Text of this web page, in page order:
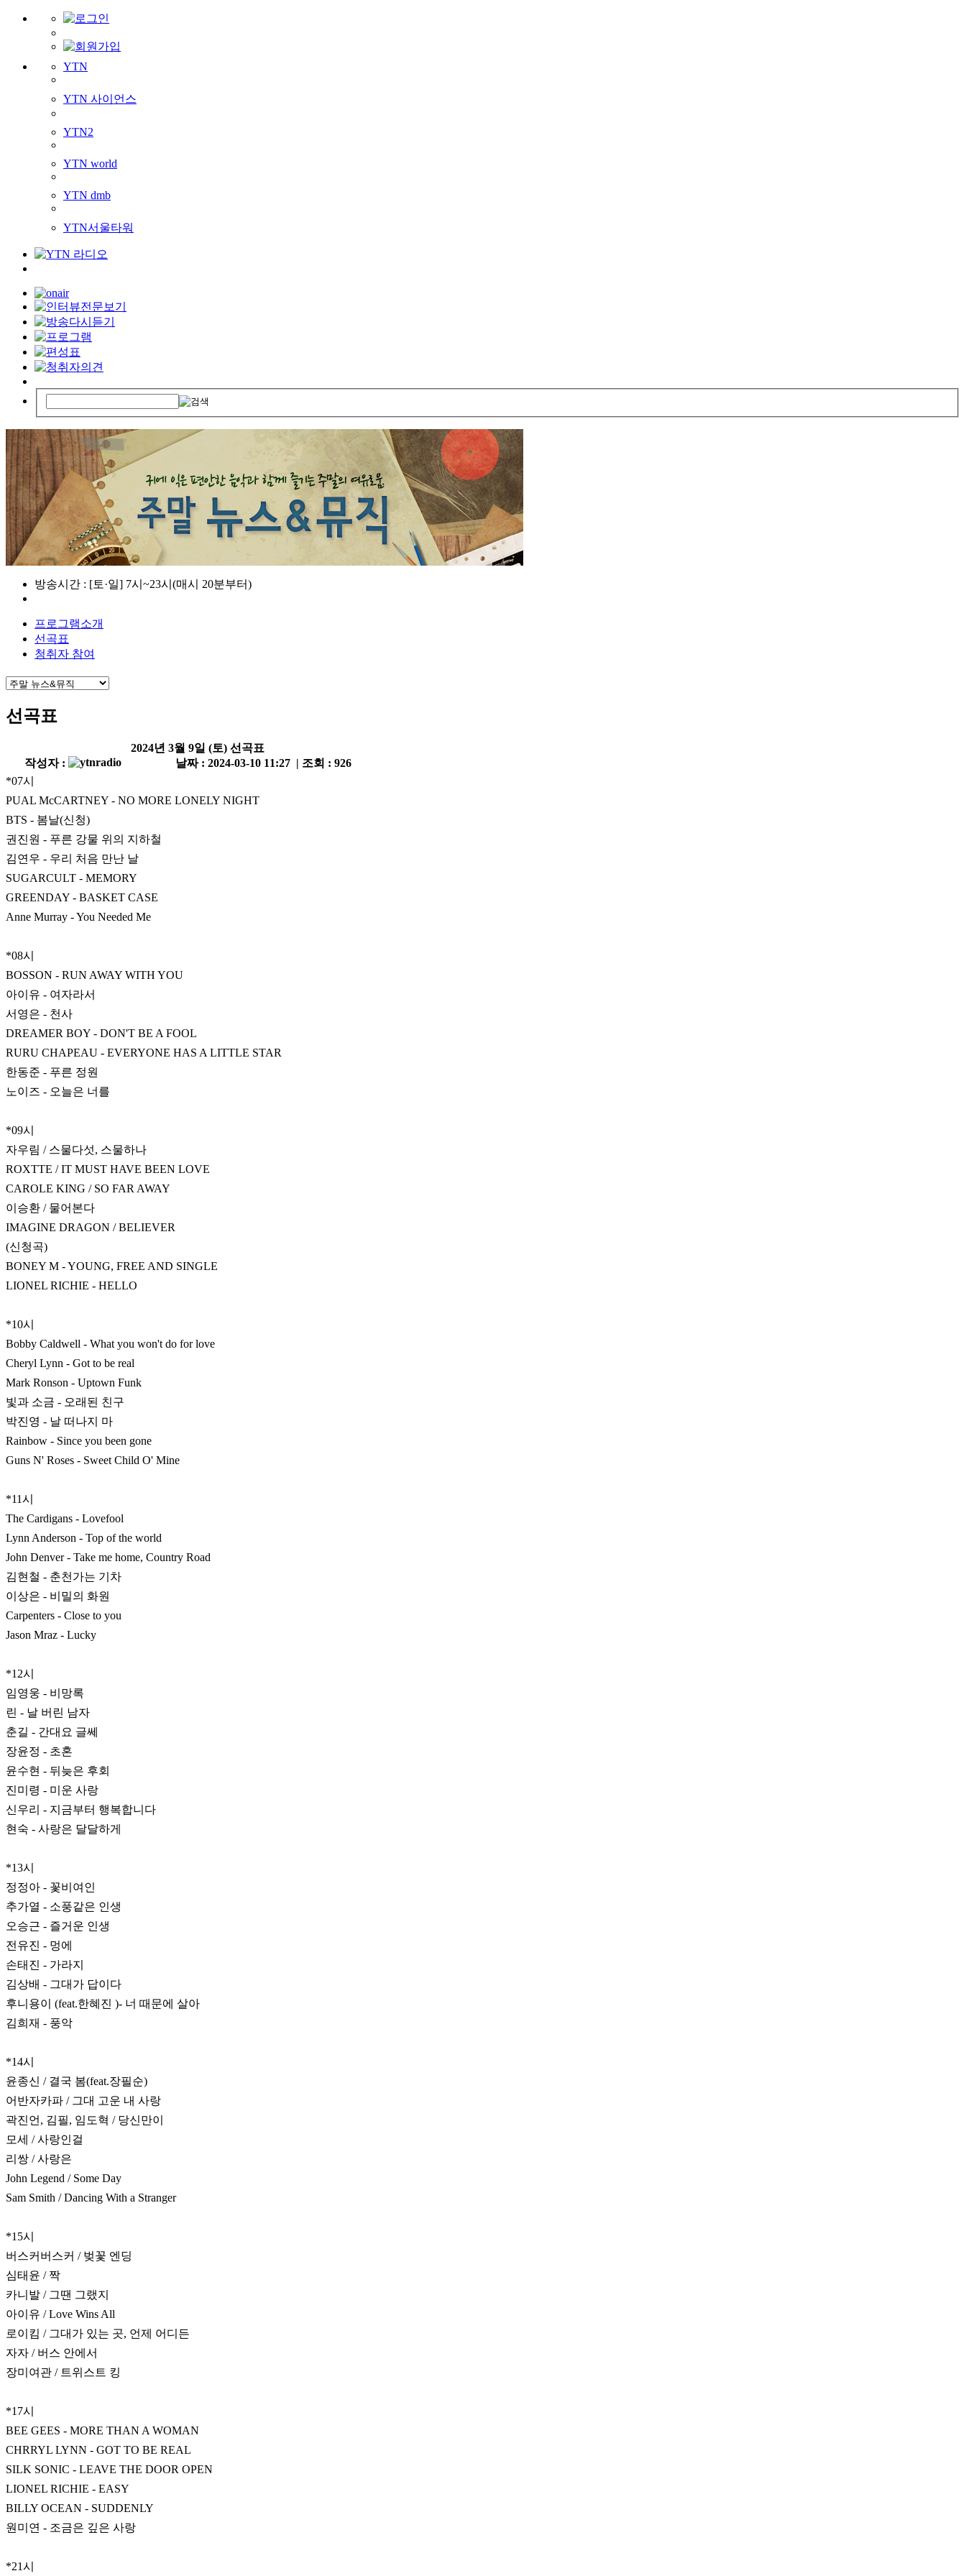
YTN
YTN 사이언스
YTN2
YTN world
YTN dmb
YTN서울타워
방송시간 : [토·일] 7시~23시(매시 20분부터)
프로그램소개
선곡표
청취자 참여
선곡표
2024년 3월 9일 (토) 선곡표
작성자 :
날짜 : 2024-03-10 11:27 | 조회 : 926
*07시
PUAL McCARTNEY - NO MORE LONELY NIGHT
BTS - 봄날(신청)
권진원 - 푸른 강물 위의 지하철
김연우 - 우리 처음 만난 날
SUGARCULT - MEMORY
GREENDAY - BASKET CASE
Anne Murray - You Needed Me
*08시
BOSSON - RUN AWAY WITH YOU
아이유 - 여자라서
서영은 - 천사
DREAMER BOY - DON'T BE A FOOL
RURU CHAPEAU - EVERYONE HAS A LITTLE STAR
한동준 - 푸른 정원
노이즈 - 오늘은 너를
*09시
자우림 / 스물다섯, 스물하나
ROXTTE / IT MUST HAVE BEEN LOVE
CAROLE KING / SO FAR AWAY
이승환 / 물어본다
IMAGINE DRAGON / BELIEVER
(신청곡)
BONEY M - YOUNG, FREE AND SINGLE
LIONEL RICHIE - HELLO
*10시
Bobby Caldwell - What you won't do for love
Cheryl Lynn - Got to be real
Mark Ronson - Uptown Funk
빛과 소금 - 오래된 친구
박진영 - 날 떠나지 마
Rainbow - Since you been gone
Guns N' Roses - Sweet Child O' Mine
*11시
The Cardigans - Lovefool
Lynn Anderson - Top of the world
John Denver - Take me home, Country Road
김현철 - 춘천가는 기차
이상은 - 비밀의 화원
Carpenters - Close to you
Jason Mraz - Lucky
*12시
임영웅 - 비망록
린 - 날 버린 남자
춘길 - 간대요 글쎄
장윤정 - 초혼
윤수현 - 뒤늦은 후회
진미령 - 미운 사랑
신우리 - 지금부터 행복합니다
현숙 - 사랑은 달달하게
*13시
정정아 - 꽃비여인
추가열 - 소풍같은 인생
오승근 - 즐거운 인생
전유진 - 멍에
손태진 - 가라지
김상배 - 그대가 답이다
후니용이 (feat.한혜진 )- 너 때문에 살아
김희재 - 풍악
*14시
윤종신 / 결국 봄(feat.장필순)
어반자카파 / 그대 고운 내 사랑
곽진언, 김필, 임도혁 / 당신만이
모세 / 사랑인걸
리쌍 / 사랑은
John Legend / Some Day
Sam Smith / Dancing With a Stranger
*15시
버스커버스커 / 벚꽃 엔딩
심태윤 / 짝
카니발 / 그땐 그랬지
아이유 / Love Wins All
로이킴 / 그대가 있는 곳, 언제 어디든
자자 / 버스 안에서
장미여관 / 트위스트 킹
*17시
BEE GEES - MORE THAN A WOMAN
CHRRYL LYNN - GOT TO BE REAL
SILK SONIC - LEAVE THE DOOR OPEN
LIONEL RICHIE - EASY
BILLY OCEAN - SUDDENLY
원미연 - 조금은 깊은 사랑
*21시